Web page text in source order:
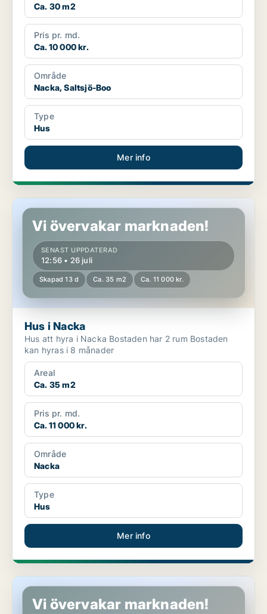
Ca. 30 m2
Pris pr. md.
Ca. 10 000 kr.
Område
Nacka, Saltsjö-Boo
Type
Hus
Mer info
Hus i Nacka
Vi övervakar marknaden!
SENAST UPPDATERAD
12:56 • 26 juli
Skapad 13 d Ca. 35 m2 Ca. 11 000 kr.
Hus i Nacka
Hus att hyra i Nacka Bostaden har 2 rum Bostaden
kan hyras i 8 månader
Areal
Ca. 35 m2
Pris pr. md.
Ca. 11 000 kr.
Område
Nacka
Type
Hus
Mer info
Hus i Nacka
Vi övervakar marknaden!